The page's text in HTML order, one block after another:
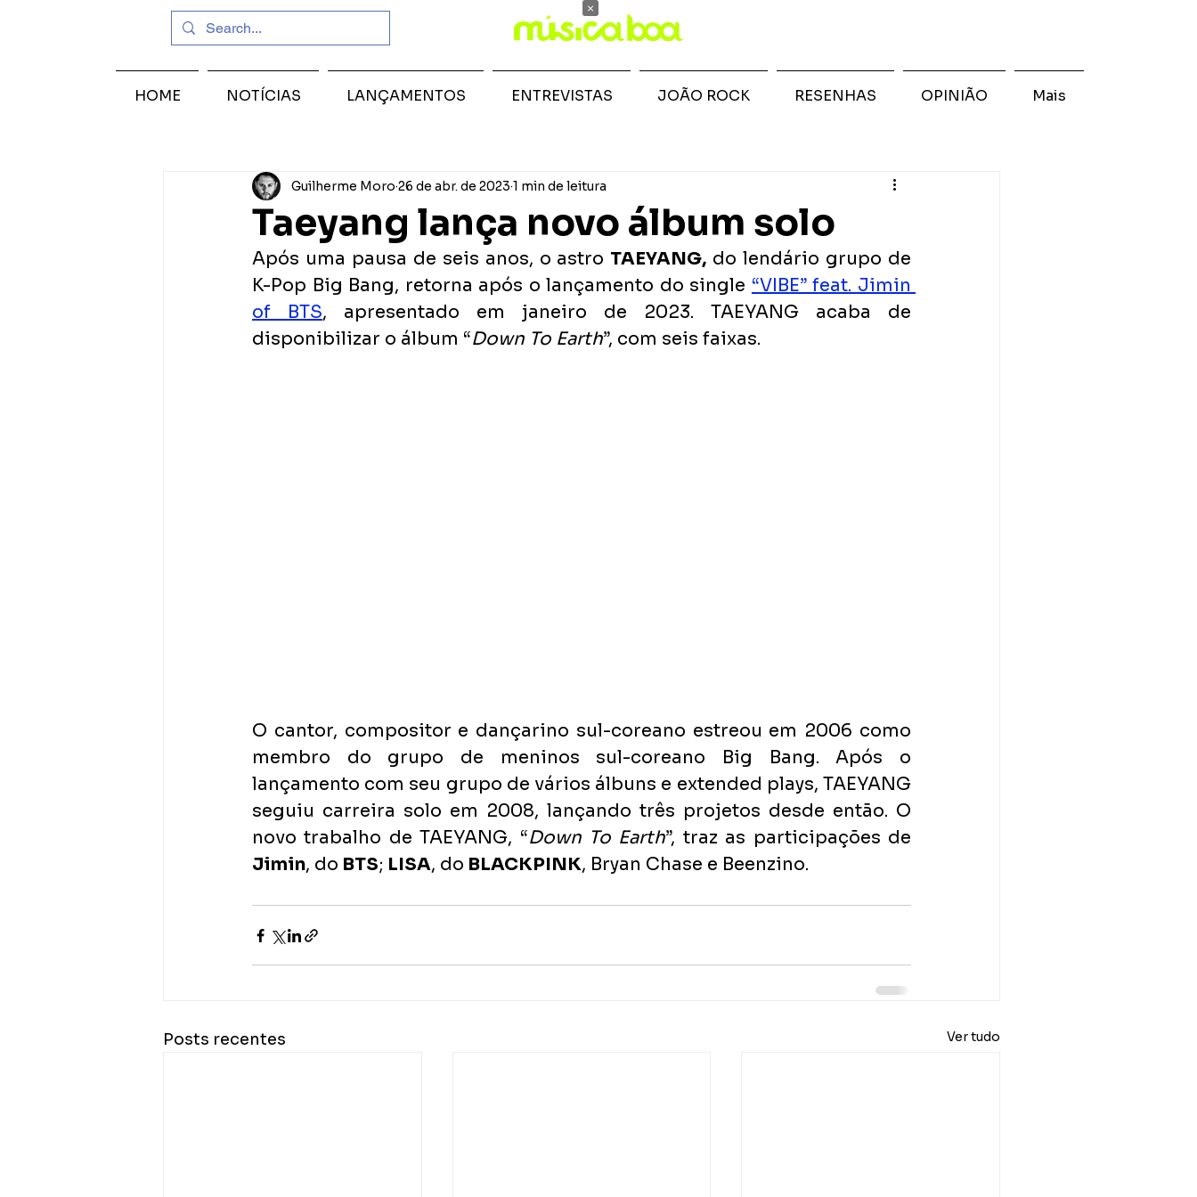
Taeyang lança novo álbum solo
Guilherme Moro 26 de abr. de 2023 1 min de leitura
Após uma pausa de seis anos, o astro TAEYANG, do lendário grupo de
K-Pop Big Bang, retorna após o lançamento do single “VIBE” feat. Jimin
of BTS, apresentado em janeiro de 2023. TAEYANG acaba de
disponibilizar o álbum “Down To Earth”, com seis faixas.
O cantor, compositor e dançarino sul-coreano estreou em 2006 como
membro do grupo de meninos sul-coreano Big Bang. Após o
lançamento com seu grupo de vários álbuns e extended plays, TAEYANG
seguiu carreira solo em 2008, lançando três projetos desde então. O
novo trabalho de TAEYANG, “Down To Earth
Jimin, do BTS; LISA, do BLACKPINK, Bryan Chase e Beenzino.
Posts recentes Ver tudo
HOME NOTÍCIAS LANÇAMENTOS ENTREVISTAS JOÃO ROCK RESENHAS OPINIÃO Mais
×